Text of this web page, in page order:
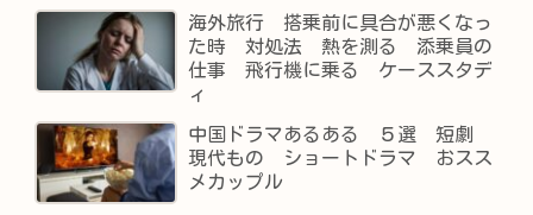
海外旅行 搭乗前に具合が悪くなっ
た時 対処法 熱を測る 添乗員の
仕事 飛行機に乗る ケーススタデ
ィ
中国ドラマあるある ５選 短劇
現代もの ショートドラマ おスス
メカップル